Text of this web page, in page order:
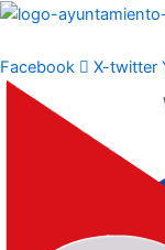
Ir
contenido
Facebook X-twitter